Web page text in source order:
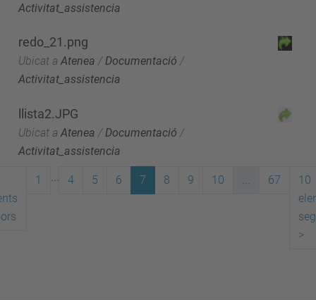
Activitat_assistencia
redo_21.png
Ubicat a Atenea /Documentació /
Activitat_assistencia
llista2.JPG
Ubicat a Atenea / Documentació /
Activitat_assistencia
1 4 5 6 7 8 9 10 67
10
>